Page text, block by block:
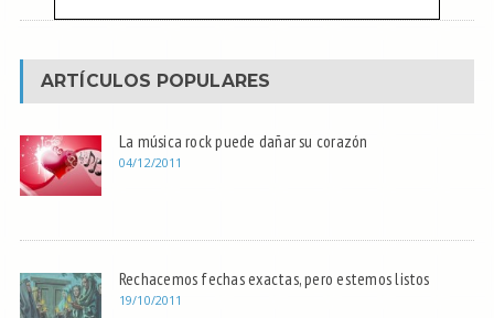
ARTÍCULOS POPULARES
La música rock puede dañar su corazón
04/12/2011
Rechacemos fechas exactas, pero estemos listos
19/10/2011